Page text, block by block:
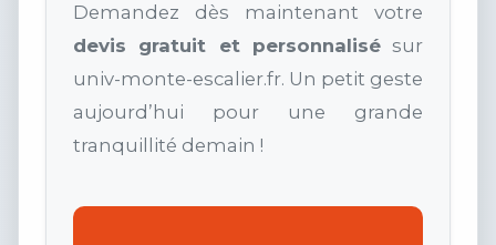
Demandez dès maintenant votre
devis gratuit et personnalisésur
univ-monte-escalier.fr. Un petit geste
aujourd’hui pour une grande
tranquillité demain !